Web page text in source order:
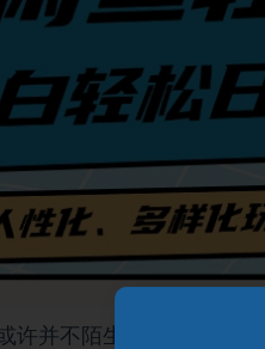
许并不陌生。